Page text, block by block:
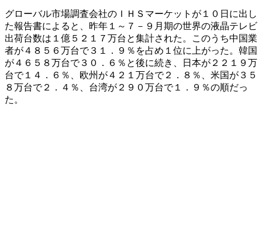
グローバル市場調査会社のＩＨＳマーケットが１０日に出し
た報告書によると、昨年１～７－９月期の世界の液晶テレビ
出荷台数は１億５２１７万台と集計された。このうち中国業
者が４８５６万台で３１．９％を占め１位に上がった。韓国
が４６５８万台で３０．６％と後に続き、日本が２２１９万
台で１４．６％、欧州が４２１万台で２．８％、米国が３５
８万台で２．４％、台湾が２９０万台で１．９％の順だっ
た。